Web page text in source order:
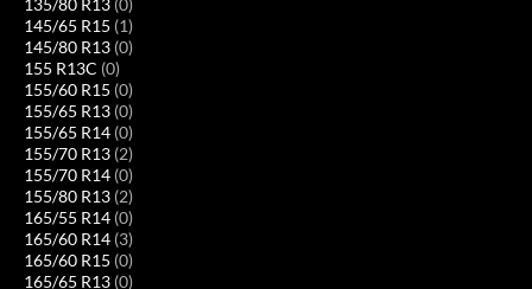
145/65 R15 (1)
145/80 R13 (0)
155 R13C (0)
155/60 R15 (0)
155/65 R13 (0)
155/65 R14 (0)
155/70 R13 (2)
155/70 R14 (0)
155/80 R13 (2)
165/55 R14 (0)
165/60 R14 (3)
165/60 R15 (0)
165/65 R13 (0)